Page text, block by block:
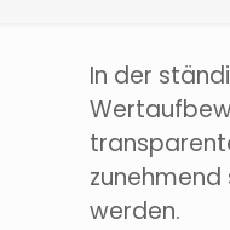
In der
werden.